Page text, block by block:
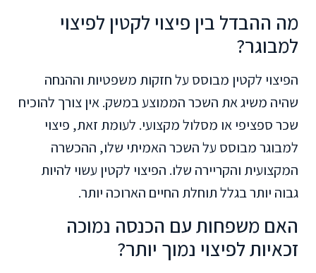
מה ההבדל בין פיצוי לקטין לפיצוי
למבוגר?
הפיצוי לקטין מבוסס על חזקות משפטיות וההנחה
שהיה משיג את השכר הממוצע במשק. אין צורך להוכיח
שכר ספציפי או מסלול מקצועי. לעומת זאת, פיצוי
למבוגר מבוסס על השכר האמיתי שלו, ההכשרה
המקצועית והקריירה שלו. הפיצוי לקטין עשוי להיות
גבוה יותר בגלל תוחלת החיים הארוכה יותר.
האם משפחות עם הכנסה נמוכה
זכאיות לפיצוי נמוך יותר?